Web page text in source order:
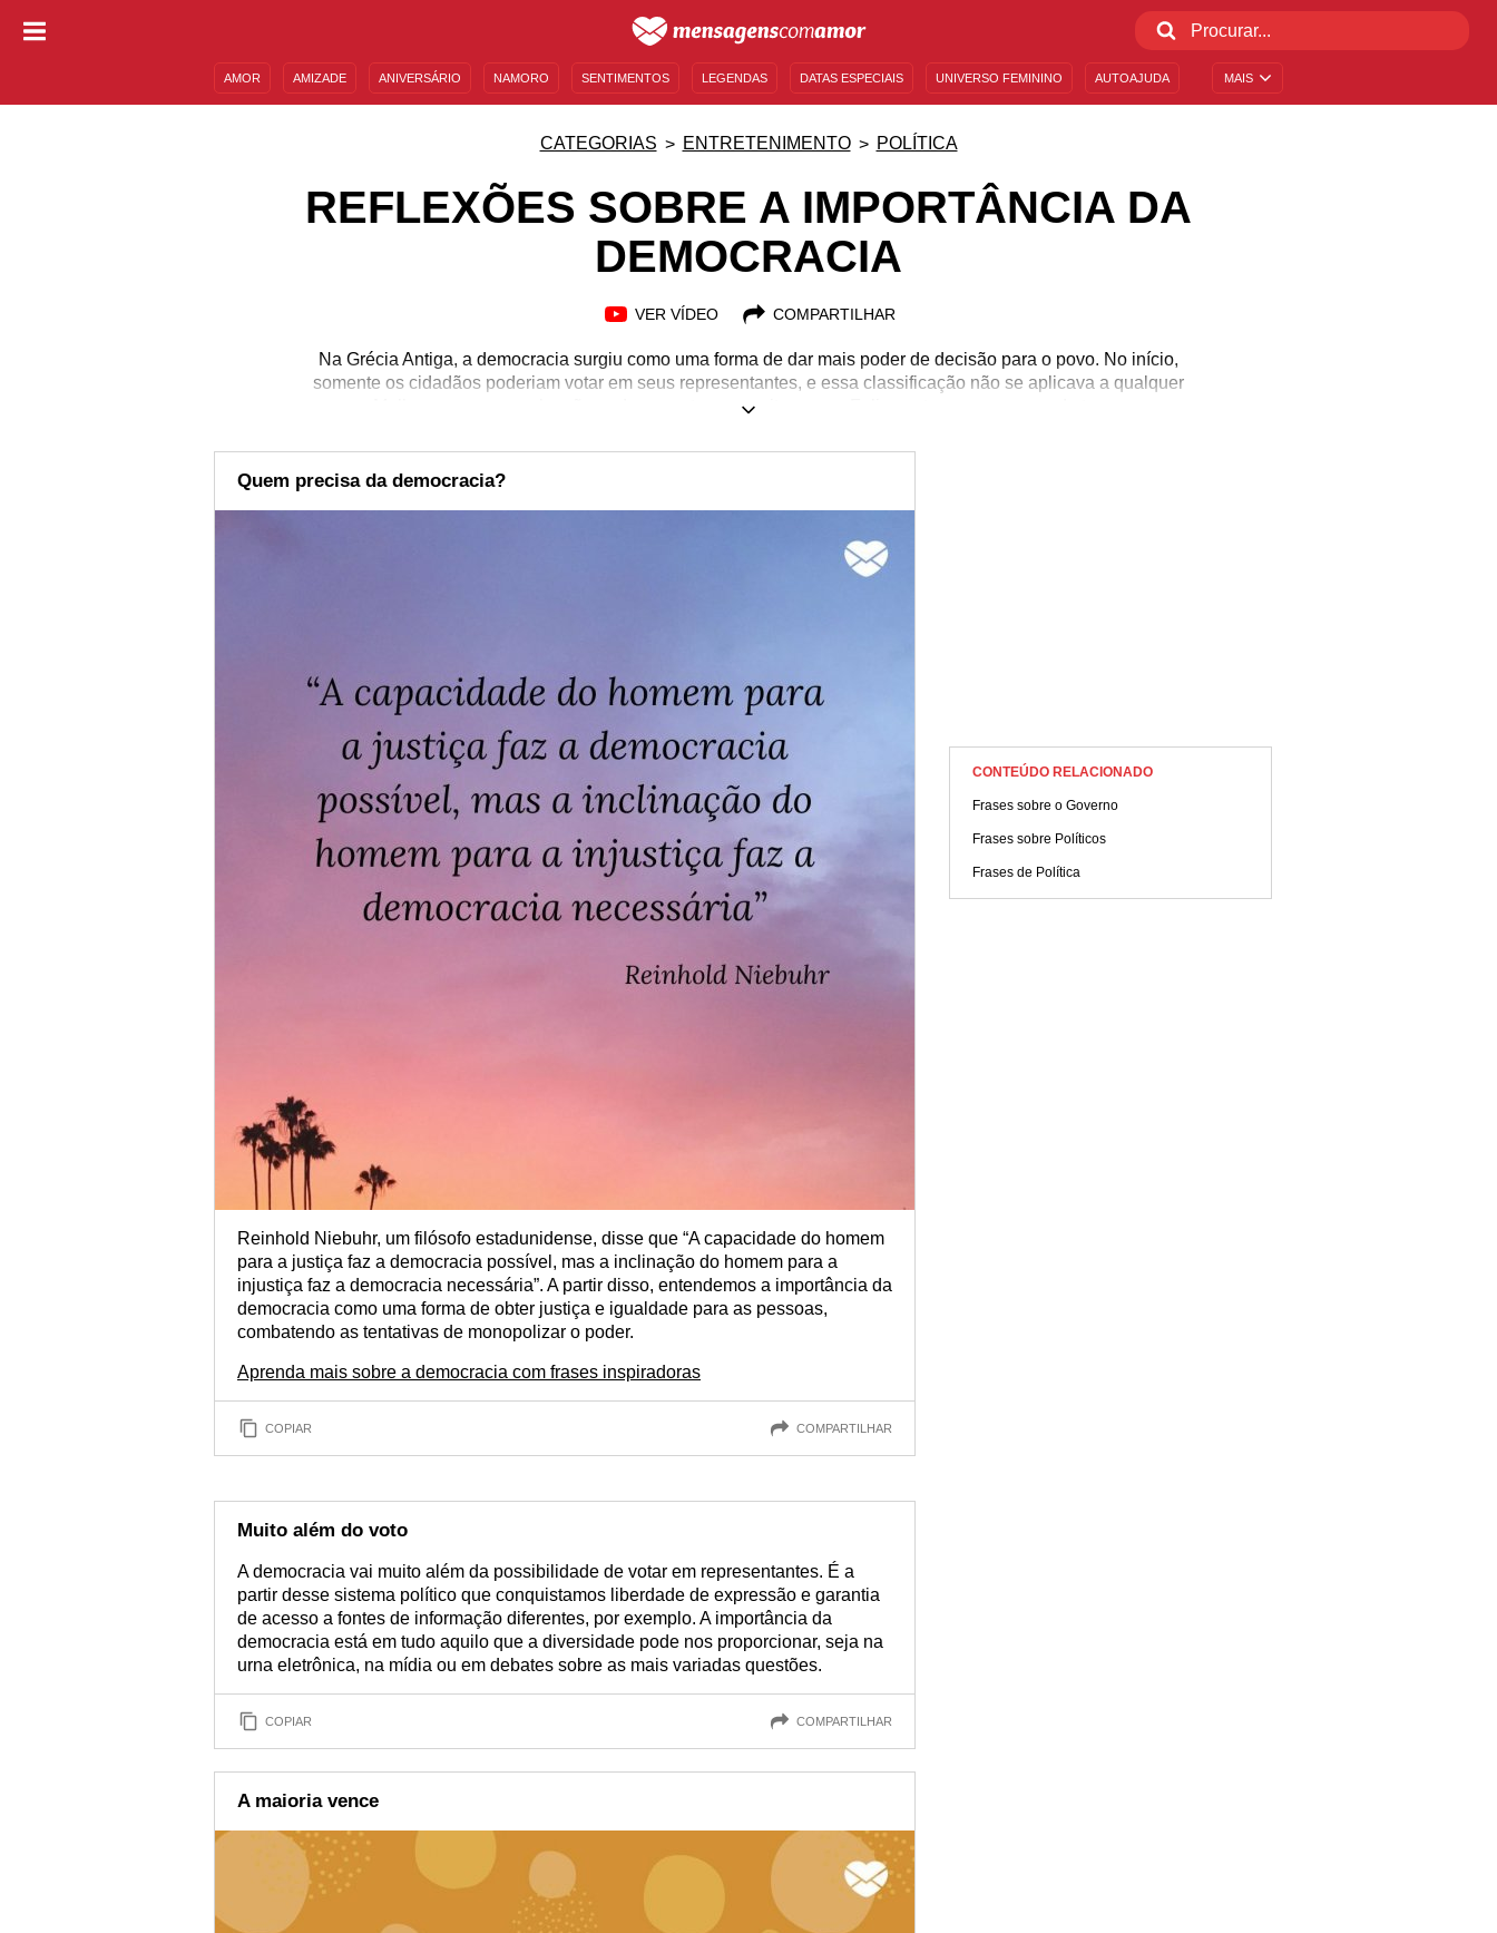
MAIS
AMOR AMIZADE ANIVERSÁRIO NAMORO SENTIMENTOS LEGENDAS DATAS ESPECIAIS UNIVERSO FEMININO AUTOAJUDA
CATEGORIAS ENTRETENIMENTO POLÍTICA
REFLEXÕES SOBRE A IMPORTÂNCIA DA
DEMOCRACIA
VER VÍDEO COMPARTILHAR
Na Grécia Antiga, a democracia surgiu como uma forma de dar mais poder de decisão para o povo. No início,
somente os cidadãos poderiam votar em seus representantes, e essa classificação não se aplicava a qualquer
um. Mulheres, por exemplo, não puderam votar por muitos anos. Felizmente, com o passar do tempo, as
exercessem esse sistema político como ele deveria ser. Igualdade, justiça e liberdade são conceitos que
caminham de mãos dadas com o governo do povo. Pense sobre ele com mensagens informativas e reflexivas!
Quem precisa da democracia?
Reinhold Niebuhr, um filósofo estadunidense, disse que “A capacidade do homem
para a justiça faz a democracia possível, mas a inclinação do homem para a
injustiça faz a democracia necessária”. A partir disso, entendemos a importância da
democracia como uma forma de obter justiça e igualdade para as pessoas,
combatendo as tentativas de monopolizar o poder.
Aprenda mais sobre a democracia com frases inspiradoras
COPIAR COMPARTILHAR
Muito além do voto
A democracia vai muito além da possibilidade de votar em representantes. É a
partir desse sistema político que conquistamos liberdade de expressão e garantia
de acesso a fontes de informação diferentes, por exemplo. A importância da
democracia está em tudo aquilo que a diversidade pode nos proporcionar, seja na
urna eletrônica, na mídia ou em debates sobre as mais variadas questões.
COPIAR COMPARTILHAR
A maioria vence
CONTEÚDO RELACIONADO
Frases sobre o Governo
Frases sobre Políticos
Frases de Política